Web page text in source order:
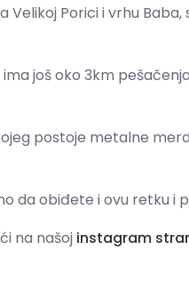
Porici i vrhu Baba,
još oko 3km
postoje metalne
da obiđete i ovu retku i
na našoj instagram